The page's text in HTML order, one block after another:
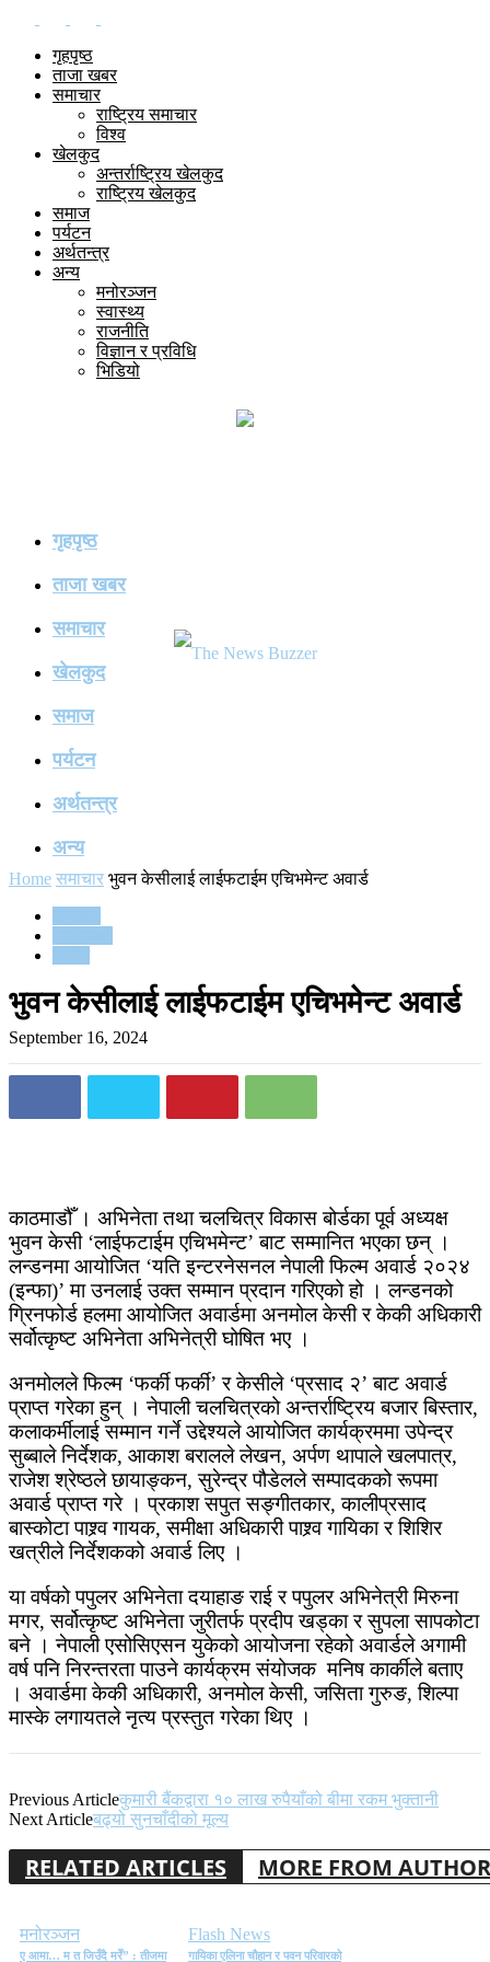
गृहपृष्ठ
ताजा खबर
समाचार
राष्ट्रिय समाचार
विश्व
खेलकुद
अन्तर्राष्ट्रिय खेलकुद
राष्ट्रिय खेलकुद
समाज
पर्यटन
अर्थतन्त्र
अन्य
मनोरञ्जन
स्वास्थ्य
राजनीति
विज्ञान र प्रविधि
भिडियो
गृहपृष्ठ
ताजा खबर
समाचार
खेलकुद
समाज
पर्यटन
अर्थतन्त्र
अन्य
Home समाचार भुवन केसीलाई लाईफटाईम एचिभमेन्ट अवार्ड
भुवन केसीलाई लाईफटाईम एचिभमेन्ट अवार्ड
September 16, 2024
काठमाडौँ । अभिनेता तथा चलचित्र विकास बोर्डका पूर्व अध्यक्ष
भुवन केसी ‘लाईफटाईम एचिभमेन्ट’ बाट सम्मानित भएका छन् ।
लन्डनमा आयोजित ‘यति इन्टरनेसनल नेपाली फिल्म अवार्ड २०२४
(इन्फा)’ मा उनलाई उक्त सम्मान प्रदान गरिएको हो । लन्डनको
ग्रिनफोर्ड हलमा आयोजित अवार्डमा अनमोल केसी र केकी अधिकारी
सर्वोत्कृष्ट अभिनेता अभिनेत्री घोषित भए ।
अनमोलले फिल्म ‘फर्की फर्की’ र केसीले ‘प्रसाद २’ बाट अवार्ड
प्राप्त गरेका हुन् । नेपाली चलचित्रको अन्तर्राष्ट्रिय बजार बिस्तार,
कलाकर्मीलाई सम्मान गर्ने उद्देश्यले आयोजित कार्यक्रममा उपेन्द्र
सुब्बाले निर्देशक, आकाश बरालले लेखन, अर्पण थापाले खलपात्र,
राजेश श्रेष्ठले छायाङ्कन, सुरेन्द्र पौडेलले सम्पादकको रूपमा
अवार्ड प्राप्त गरे । प्रकाश सपुत सङ्गीतकार, कालीप्रसाद
बास्कोटा पाश्र्व गायक, समीक्षा अधिकारी पाश्र्व गायिका र शिशिर
खत्रीले निर्देशकको अवार्ड लिए ।
या वर्षको पपुलर अभिनेता दयाहाङ राई र पपुलर अभिनेत्री मिरुना
मगर, सर्वोत्कृष्ट अभिनेता जुरीतर्फ प्रदीप खड्का र सुपला सापकोटा
बने । नेपाली एसोसिएसन युकेको आयोजना रहेको अवार्डले अगामी
वर्ष पनि निरन्तरता पाउने कार्यक्रम संयोजक मनिष कार्कीले बताए
। अवार्डमा केकी अधिकारी, अनमोल केसी, जसिता गुरुङ, शिल्पा
मास्के लगायतले नृत्य प्रस्तुत गरेका थिए ।
Previous Articleकुमारी बैंकद्वारा १० लाख रुपैयाँको बीमा रकम भुक्तानी
Next Articleबढ्यो सुनचाँदीको मूल्य
RELATED ARTICLES MORE FROM AUTHOR
मनोरञ्जन
ए आमा… म त जिउँदै मरेँ” : तीजमा
Flash News
गायिका एलिना चौहान र पवन परिवारको